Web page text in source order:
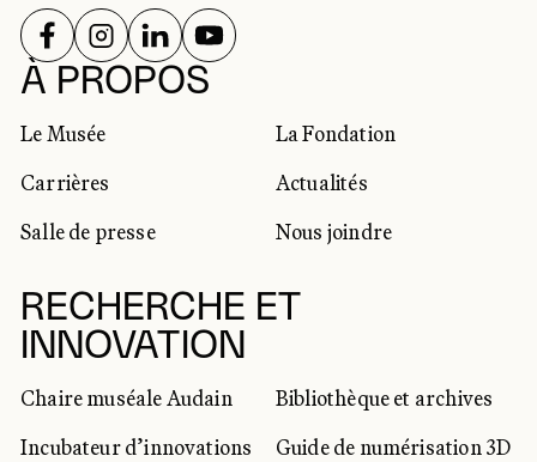
À PROPOS
Le Musée
La Fondation
Carrières
Actualités
Salle de presse
Nous joindre
RECHERCHE ET
INNOVATION
Chaire muséale Audain
Bibliothèque et archives
Incubateur d’innovations
Guide de numérisation 3D
RÉSEAUX SOCIAUX
SUIVEZ-NOUS SUR
SUIVEZ-NOUS SUR
SUIVEZ-NOUS SUR
SUIVEZ-NOUS SUR